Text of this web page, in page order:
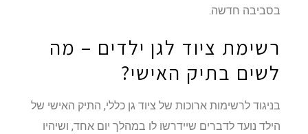
בסביבה חדשה.
רשימת ציוד לגן ילדים – מה
לשים בתיק האישי?
בניגוד לרשימות ארוכות של ציוד גן כללי, התיק האישי של
הילד נועד לדברים שיידרשו לו במהלך יום אחד, ושיהיו